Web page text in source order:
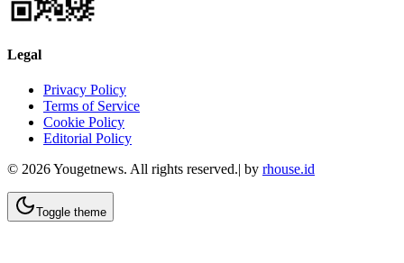
Legal
Privacy Policy
Terms of Service
Cookie Policy
Editorial Policy
© 2026Yougetnews. All rights reserved.| by rhouse.id
Toggle theme